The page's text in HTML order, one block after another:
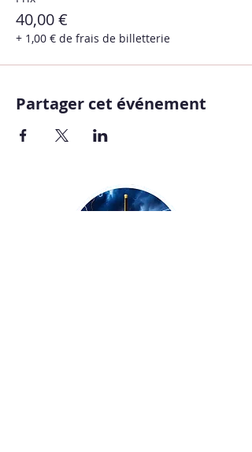
40,00 €
+ 1,00 € de frais de billetterie
Partager cet événement